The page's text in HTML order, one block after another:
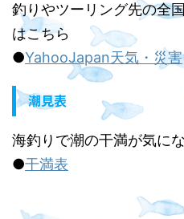
釣りやツーリング先の全
はこちら
●YahooJapan天気・災害
潮見表
海釣りで潮の干満が気に
●干満表